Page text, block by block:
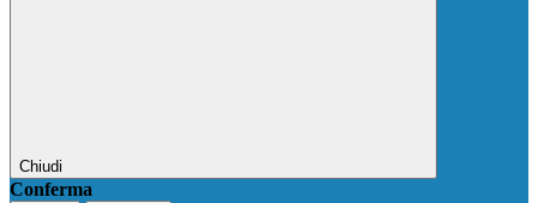
Chiudi
Conferma